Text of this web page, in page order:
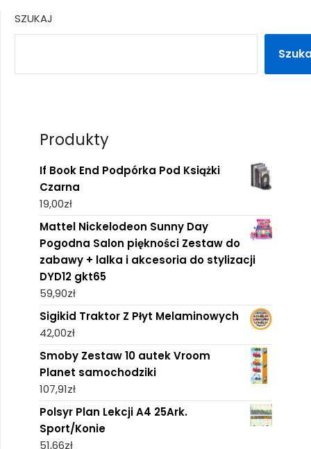
SZUKAJ
Produkty
If Book End Podpórka Pod Książki
Czarna
19,00zł
Mattel Nickelodeon Sunny Day
Pogodna Salon piękności Zestaw do
zabawy + lalka i akcesoria do stylizacji
DYD12 gkt65
59,90zł
Sigikid Traktor Z Płyt Melaminowych
42,00zł
Smoby Zestaw 10 autek Vroom
Planet samochodziki
107,91zł
Polsyr Plan Lekcji A4 25Ark.
Sport/Konie
51,66zł